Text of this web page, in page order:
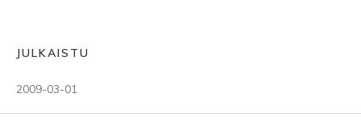
JULKAISTU
2009-03-01